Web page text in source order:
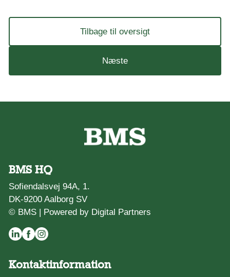
Tilbage til oversigt
Næste
BMS HQ
Sofiendalsvej 94A, 1.
DK-9200 Aalborg SV
© BMS | Powered by Digital Partners
Kontaktinformation